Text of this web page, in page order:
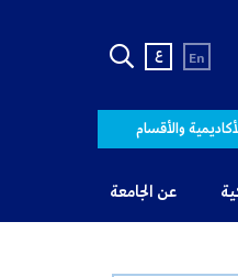
En ع
والأقسام
عن الجامعة